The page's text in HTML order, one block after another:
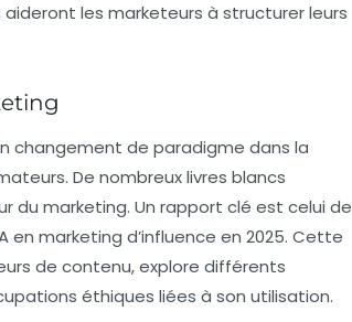
aideront les marketeurs à structurer leurs
changement de paradigme dans la
De nombreux livres blancs
marketing. Un rapport clé est celui de
en marketing d’influence en 2025. Cette
de contenu, explore différents
éthiques liées à son utilisation.